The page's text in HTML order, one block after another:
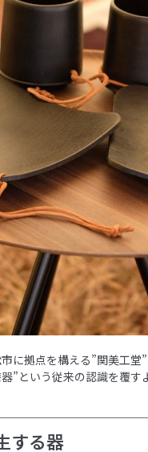
に拠点を構える”関美工
”という従来の認識を覆す
する器